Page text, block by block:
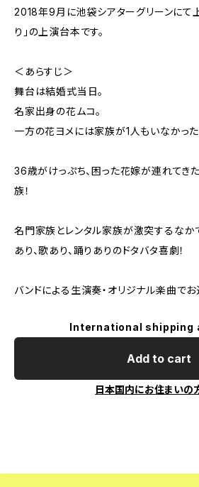
2018年9月に池袋シアターグリーンにて
り」の上演台本です。
＜あらすじ＞
舞台は結婚式当日。
名家出身の花ムコ。
一方の花ヨメには家族が1人もいなかった
36歳がけっぷち、困った花嫁が連れてき
族！
名門家族とレンタル家族が激突するなか
あり、歌あり、踊りありのドタバタ喜劇！
バンドによる生演奏・オリジナル楽曲でお
International shipping
Add to cart
日本国内にお住まいの